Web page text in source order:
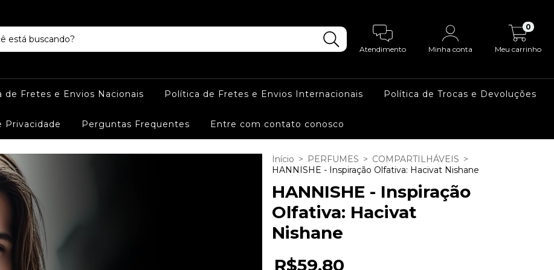
Atendimento Minha conta Meu carrinho
0
de Fretes e Envios Nacionais Política de Fretes e Envios Internacionais Política de Trocas e Devoluções
Privacidade Perguntas Frequentes Entre com contato conosco
Início > PERFUMES > COMPARTILHÁVEIS >
HANNISHE - Inspiração Olfativa: Hacivat Nishane
HANNISHE - Inspiração
Olfativa: Hacivat
Nishane
R$59,80